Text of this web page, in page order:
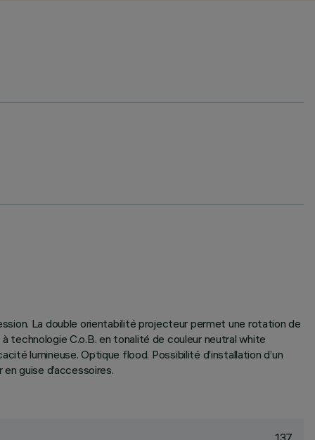
La double orientabilité projecteur permet une rotation de
technologie C.o.B. en tonalité de couleur neutral white
lumineuse. Optique flood. Possibilité d’installation d’un
guise d’accessoires.
137